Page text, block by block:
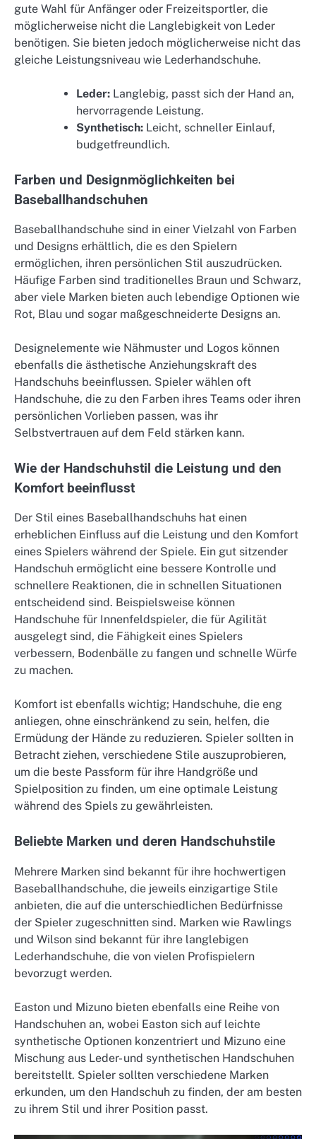
gute Wahl für Anfänger oder Freizeitsportler, die
möglicherweise nicht die Langlebigkeit von Leder
benötigen. Sie bieten jedoch möglicherweise nicht das
gleiche Leistungsniveau wie Lederhandschuhe.
Leder: Langlebig, passt sich der Hand an,
hervorragende Leistung.
Synthetisch: Leicht, schneller Einlauf,
budgetfreundlich.
Farben und Designmöglichkeiten bei
Baseballhandschuhen
Baseballhandschuhe sind in einer Vielzahl von Farben
und Designs erhältlich, die es den Spielern
ermöglichen, ihren persönlichen Stil auszudrücken.
Häufige Farben sind traditionelles Braun und Schwarz,
aber viele Marken bieten auch lebendige Optionen wie
Rot, Blau und sogar maßgeschneiderte Designs an.
Designelemente wie Nähmuster und Logos können
ebenfalls die ästhetische Anziehungskraft des
Handschuhs beeinflussen. Spieler wählen oft
Handschuhe, die zu den Farben ihres Teams oder ihren
persönlichen Vorlieben passen, was ihr
Selbstvertrauen auf dem Feld stärken kann.
Wie der Handschuhstil die Leistung und den
Komfort beeinflusst
Der Stil eines Baseballhandschuhs hat einen
erheblichen Einfluss auf die Leistung und den Komfort
eines Spielers während der Spiele. Ein gut sitzender
Handschuh ermöglicht eine bessere Kontrolle und
schnellere Reaktionen, die in schnellen Situationen
entscheidend sind. Beispielsweise können
Handschuhe für Innenfeldspieler, die für Agilität
ausgelegt sind, die Fähigkeit eines Spielers
verbessern, Bodenbälle zu fangen und schnelle Würfe
zu machen.
Komfort ist ebenfalls wichtig; Handschuhe, die eng
anliegen, ohne einschränkend zu sein, helfen, die
Ermüdung der Hände zu reduzieren. Spieler sollten in
Betracht ziehen, verschiedene Stile auszuprobieren,
um die beste Passform für ihre Handgröße und
Spielposition zu finden, um eine optimale Leistung
während des Spiels zu gewährleisten.
Beliebte Marken und deren Handschuhstile
Mehrere Marken sind bekannt für ihre hochwertigen
Baseballhandschuhe, die jeweils einzigartige Stile
anbieten, die auf die unterschiedlichen Bedürfnisse
der Spieler zugeschnitten sind. Marken wie Rawlings
und Wilson sind bekannt für ihre langlebigen
Lederhandschuhe, die von vielen Profispielern
bevorzugt werden.
Easton und Mizuno bieten ebenfalls eine Reihe von
Handschuhen an, wobei Easton sich auf leichte
synthetische Optionen konzentriert und Mizuno eine
Mischung aus Leder- und synthetischen Handschuhen
bereitstellt. Spieler sollten verschiedene Marken
erkunden, um den Handschuh zu finden, der am besten
zu ihrem Stil und ihrer Position passt.